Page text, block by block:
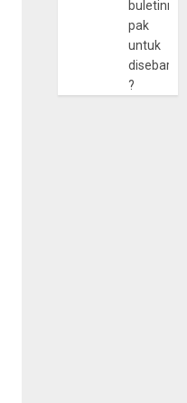
pak
untuk
?